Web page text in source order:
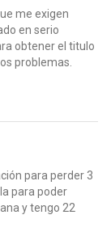
me exigen
en serio
obtener el titulo
problemas.
para perder 3
para poder
y tengo 22